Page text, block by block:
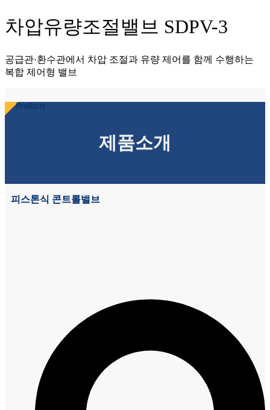
차압유량조절밸브 SDPV-3
공급관·환수관에서 차압 조절과 유량 제어를 함께 수행하는
복합 제어형 밸브
Products
제품소개
피스톤식 콘트롤밸브